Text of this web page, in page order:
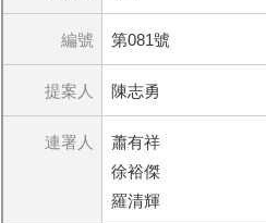
編號 第081號
提案人 陳志勇
連署人
蕭有祥
徐裕傑
羅清輝